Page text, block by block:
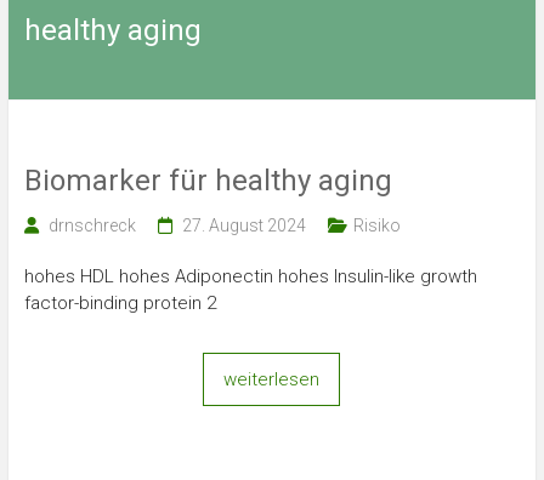
healthy aging
Biomarker für healthy aging
drnschreck 27. August 2024 Risiko
hohes HDL hohes Adiponectin hohes Insulin-like growth
factor-binding protein 2
weiterlesen